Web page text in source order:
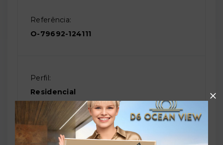
Referência:
O-79692-124111
Perfil:
Residencial
Situação: